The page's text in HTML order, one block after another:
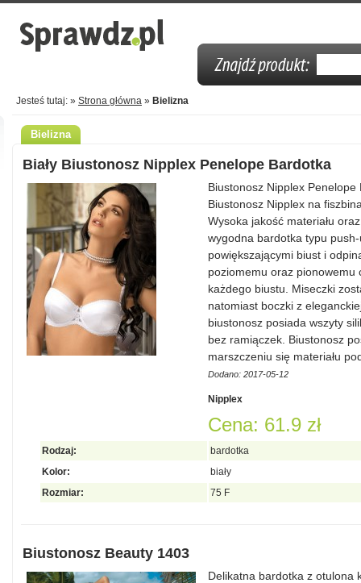
Jesteś tutaj: » Strona główna » Bielizna
Bielizna
Biały Biustonosz Nipplex Penelope Bardotka
Biustonosz Nipplex
Biustonosz Nipplex na
Wysoka jakość materiału
wygodna bardotka typu
powiększającymi biust i
poziomemu oraz pionowemu
każdego biustu. Miseczki
natomiast boczki z
biustonosz posiada wszyty
bez ramiączek. Biustonosz
marszczeniu się materiału
Dodano: 2017-05-12
Nipplex
Cena: 61.9 zł
Rodzaj:
bardotka
Kolor:
biały
Rozmiar:
75 F
Biustonosz Beauty 1403
Delikatna bardotka z otulona